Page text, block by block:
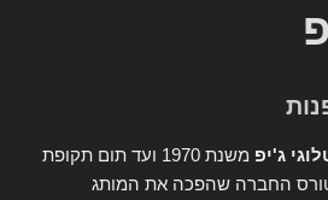
ג'יפ
משנת 1970 ועד תום תקופת
החברה שהפכה את המותג